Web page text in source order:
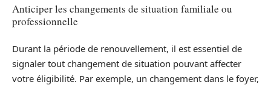
Anticiper les changements de situation familiale ou
professionnelle
Durant la période de renouvellement, il est essentiel de
signaler tout changement de situation pouvant affecter
votre éligibilité. Par exemple, un changement dans le foyer,